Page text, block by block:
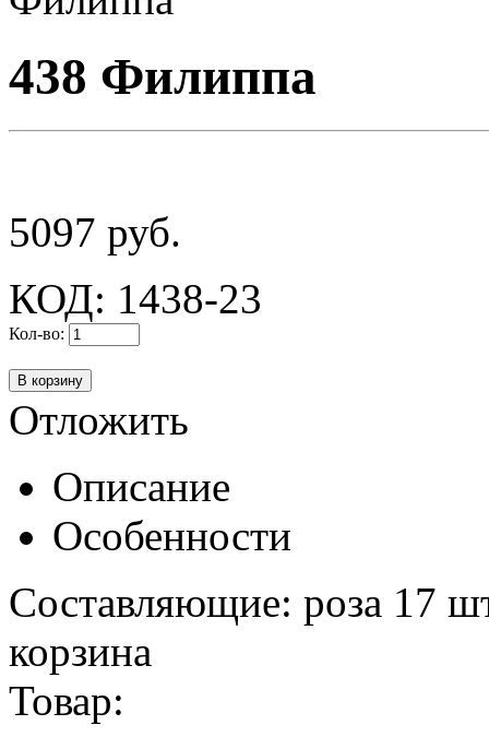
438 Филиппа
5097 руб.
КОД: 1438-23
Кол-во:
Отложить
Описание
Особенности
Составляющие: роза 17
корзина
Товар: